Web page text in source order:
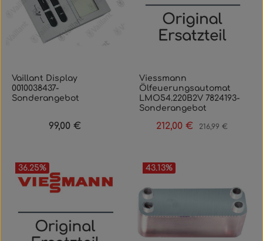
Vaillant Display
0010038437-
Sonderangebot
Regulärer Preis:
99,00 €
Viessmann
Ölfeuerungsautomat
LMO54.220B2V 7824193-
Sonderangebot
Verkaufspreis:
212,00 € Regulärer Preis:
216,99 €
36.25% 43.13%